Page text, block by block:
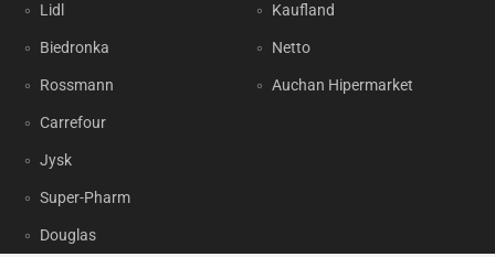
Lidl
Biedronka
Rossmann
Carrefour
Jysk
Super-Pharm
Douglas
Kaufland
Netto
Auchan Hipermarket